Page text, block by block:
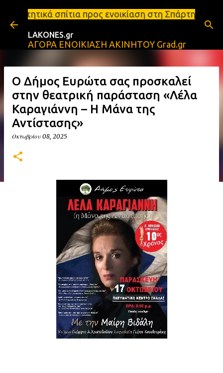
Μετάβαση στο κύριο περιεχόμενο
προς ενοικίαση στη Σπάρτη Ενοικιάσεις
LAKONES.gr
ΑΓΟΡΑ ΕΝΟΙΚΙΑΣΗ ΑΚΙΝΗΤΟΥ Grad.gr
Ο Δήμος Ευρώτα σας προσκαλεί
στην θεατρική παράσταση «Λέλα
Καραγιάννη – Η Μάνα της
Αντίστασης»
Οκτωβρίου 08, 2025